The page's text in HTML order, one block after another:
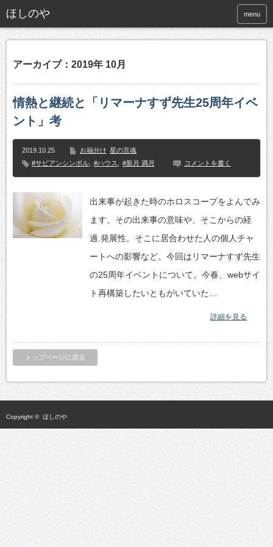
ほしのや menu
アーカイブ：2019年 10月
情熱と継続と「リマーナすず先生25周年イベ
ント」考
2019.10.25 お福分け 星の言魂
#サビアンシンボル
#ハウス #新月 満月 コメントを書く
出来事が起きた時のホロスコープをよんでみ
ます。その出来事の意味や、そこからの経
過.発展性。そこに居合わせた人の個人チャ
ートへの影響など。今回はリマーナすず先生
の25周年イベントについて。今春、webサイ
ト再構築したいともがいていた…
詳細を見る
トップページに戻る
Copyright © ほしのや